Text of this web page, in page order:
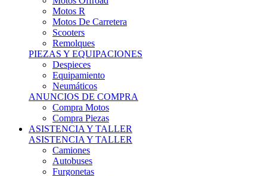
Motos R
Motos De Carretera
Scooters
Remolques
PIEZAS Y EQUIPACIONES
Despieces
Equipamiento
Neumáticos
ANUNCIOS DE COMPRA
Compra Motos
Compra Piezas
ASISTENCIA Y TALLER
ASISTENCIA Y TALLER
Camiones
Autobuses
Furgonetas